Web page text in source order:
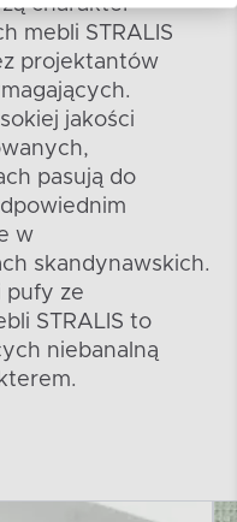
charakter
mebli STRALIS
projektantów
jakości
pasują do
w
skandynawskich.
pufy ze
STRALIS to
niebanalną